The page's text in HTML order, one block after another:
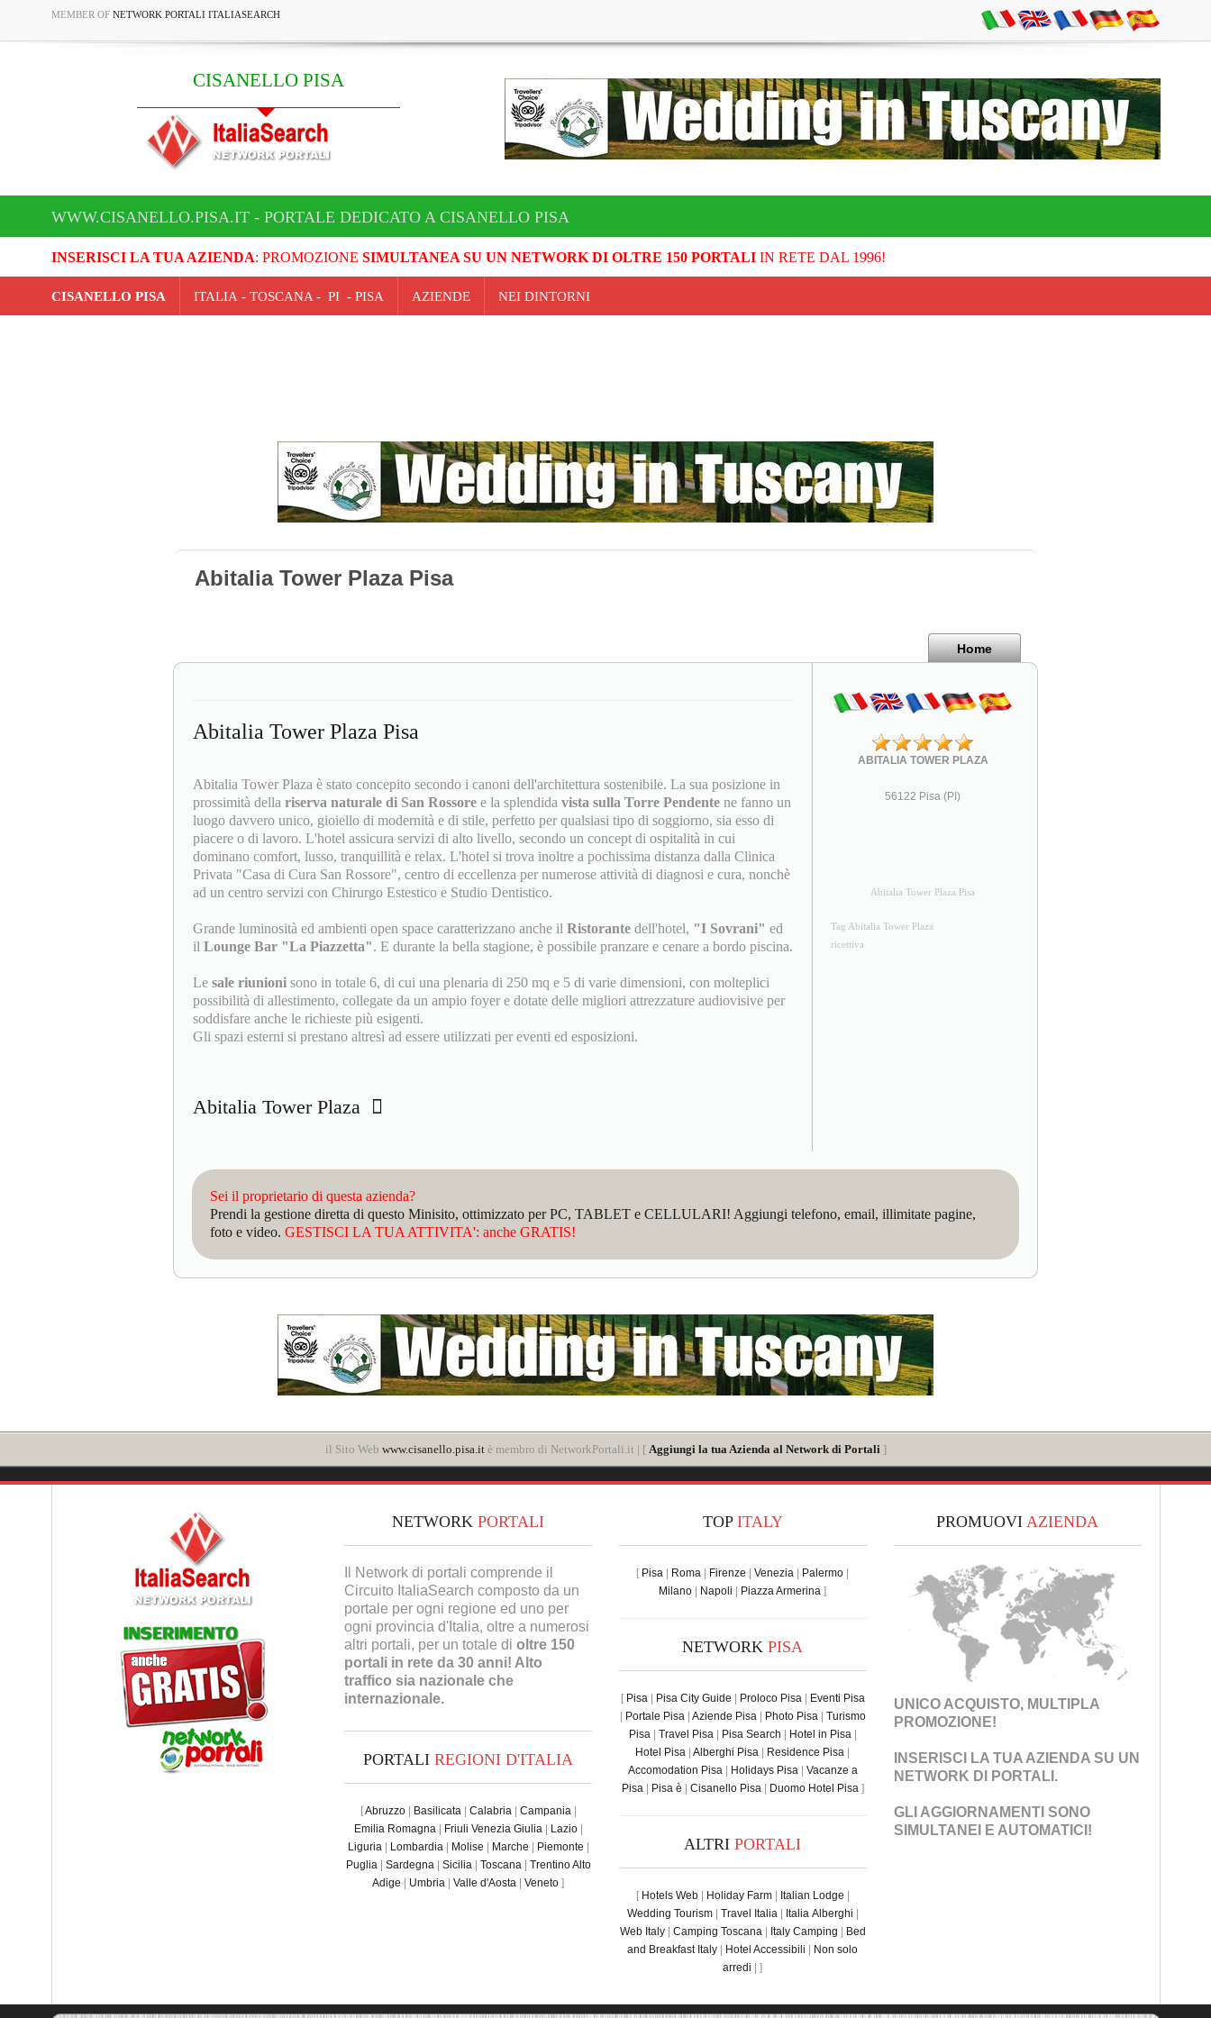
MEMBER OF NETWORK PORTALI ITALIASEARCH
CISANELLO PISA
WWW.CISANELLO.PISA.IT - PORTALE DEDICATO A CISANELLO PISA
INSERISCI LA TUA AZIENDA: PROMOZIONE SIMULTANEA SU UN NETWORK DI OLTRE 150 PORTALIIN RETE DAL 1996!
CISANELLO PISA ITALIA - TOSCANA - PI - PISA AZIENDE NEI DINTORNI
Abitalia Tower Plaza Pisa
Home
Abitalia Tower Plaza Pisa
Abitalia Tower Plaza è stato concepito secondo i canoni dell'architettura sostenibile. La sua posizione in
prossimità della riserva naturale di San Rossore e la splendida vista sulla Torre Pendente ne fanno un
luogo davvero unico, gioiello di modernità e di stile, perfetto per qualsiasi tipo di soggiorno, sia esso di
piacere o di lavoro. L'hotel assicura servizi di alto livello, secondo un concept di ospitalità in cui
dominano comfort, lusso, tranquillità e relax. L'hotel si trova inoltre a pochissima distanza dalla Clinica
Privata "Casa di Cura San Rossore", centro di eccellenza per numerose attività di diagnosi e cura, nonchè
ad un centro servizi con Chirurgo Estestico e Studio Dentistico.
Grande luminosità ed ambienti open space caratterizzano anche il Ristorante dell'hotel, "I Sovrani" ed
il Lounge Bar "La Piazzetta". E durante la bella stagione, è possibile pranzare e cenare a bordo piscina.
Le sale riunioni sono in totale 6, di cui una plenaria di 250 mq e 5 di varie dimensioni, con molteplici
possibilità di allestimento, collegate da un ampio foyer e dotate delle migliori attrezzature audiovisive per
soddisfare anche le richieste più esigenti.
Gli spazi esterni si prestano altresì ad essere utilizzati per eventi ed esposizioni.
Abitalia Tower Plaza
ABITALIA TOWER PLAZA
56122 Pisa (PI)
Abitalia Tower Plaza Pisa
Tag Abitalia Tower Plaza
ricettiva
Sei il proprietario di questa azienda?
Prendi la gestione diretta di questo Minisito, ottimizzato per PC, TABLET e CELLULARI! Aggiungi telefono, email, illimitate pagine,
foto e video. GESTISCI LA TUA ATTIVITA': anche GRATIS!
il Sito Web www.cisanello.pisa.itè membro di NetworkPortali.it | [ Aggiungi la tua Azienda al Network di Portali ]
NETWORKPORTALI
Il Network di portali comprende il
Circuito ItaliaSearch composto da un
portale per ogni regione ed uno per
ogni provincia d'Italia, oltre a numerosi
altri portali, per un totale dioltre 150
portali in rete da 30 anni! Alto
traffico sia nazionale che
internazionale.
PORTALIREGIONI D'ITALIA
[Abruzzo| Basilicata| Calabria| Campania|
Emilia Romagna| Friuli Venezia Giulia| Lazio|
Liguria| Lombardia| Molise | Marche | Piemonte |
Puglia| Sardegna| Sicilia| Toscana| Trentino Alto
Adige | Umbria |Valle d'Aosta |Veneto ]
TOP ITALY
[ Pisa | Roma | Firenze |Venezia | Palermo |
Milano | Napoli | Piazza Armerina ]
NETWORKPISA
[ Pisa| Pisa City Guide | Proloco Pisa| Eventi Pisa
| Portale Pisa| Aziende Pisa| Photo Pisa| Turismo
Pisa| Travel Pisa| Pisa Search | Hotel in Pisa|
Hotel Pisa |Alberghi Pisa | Residence Pisa |
Accomodation Pisa| Holidays Pisa| Vacanze a
Pisa| Pisa è | Cisanello Pisa| Duomo Hotel Pisa]
ALTRIPORTALI
[ Hotels Web| Holiday Farm| Italian Lodge |
Wedding Tourism| Travel Italia| Italia Alberghi |
Web Italy| Camping Toscana| Italy Camping | Bed
and Breakfast Italy | Hotel Accessibili | Non solo
arredi | ]
PROMUOVI AZIENDA
UNICO ACQUISTO, MULTIPLA
PROMOZIONE!
INSERISCI LA TUA AZIENDA SU UN
NETWORK DI PORTALI .
GLI AGGIORNAMENTI SONO
SIMULTANEI E AUTOMATICI!